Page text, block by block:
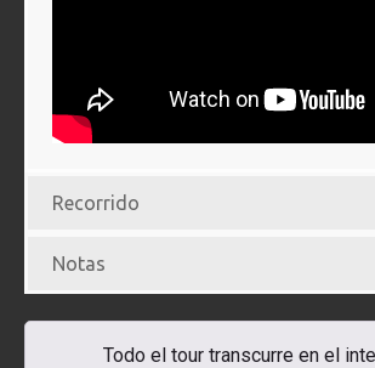
Recorrido
Notas
Todo el tour transcurre en el